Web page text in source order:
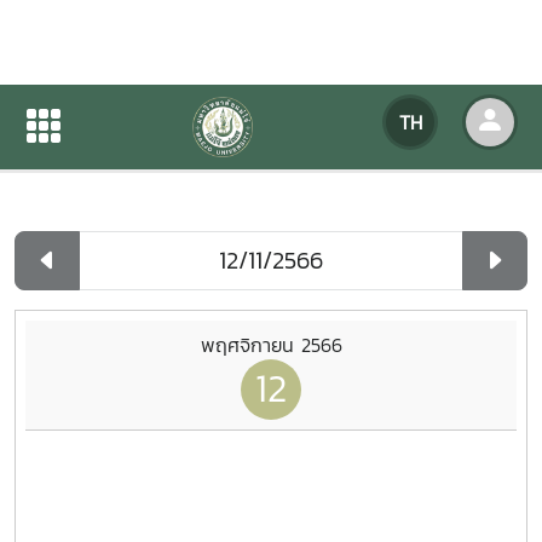
TH
ปฏิทินกิจกรรมของหน่วยงาน
ปฏิทินกิจกรรมของหน่วยงาน
พฤศจิกายน 2566
12